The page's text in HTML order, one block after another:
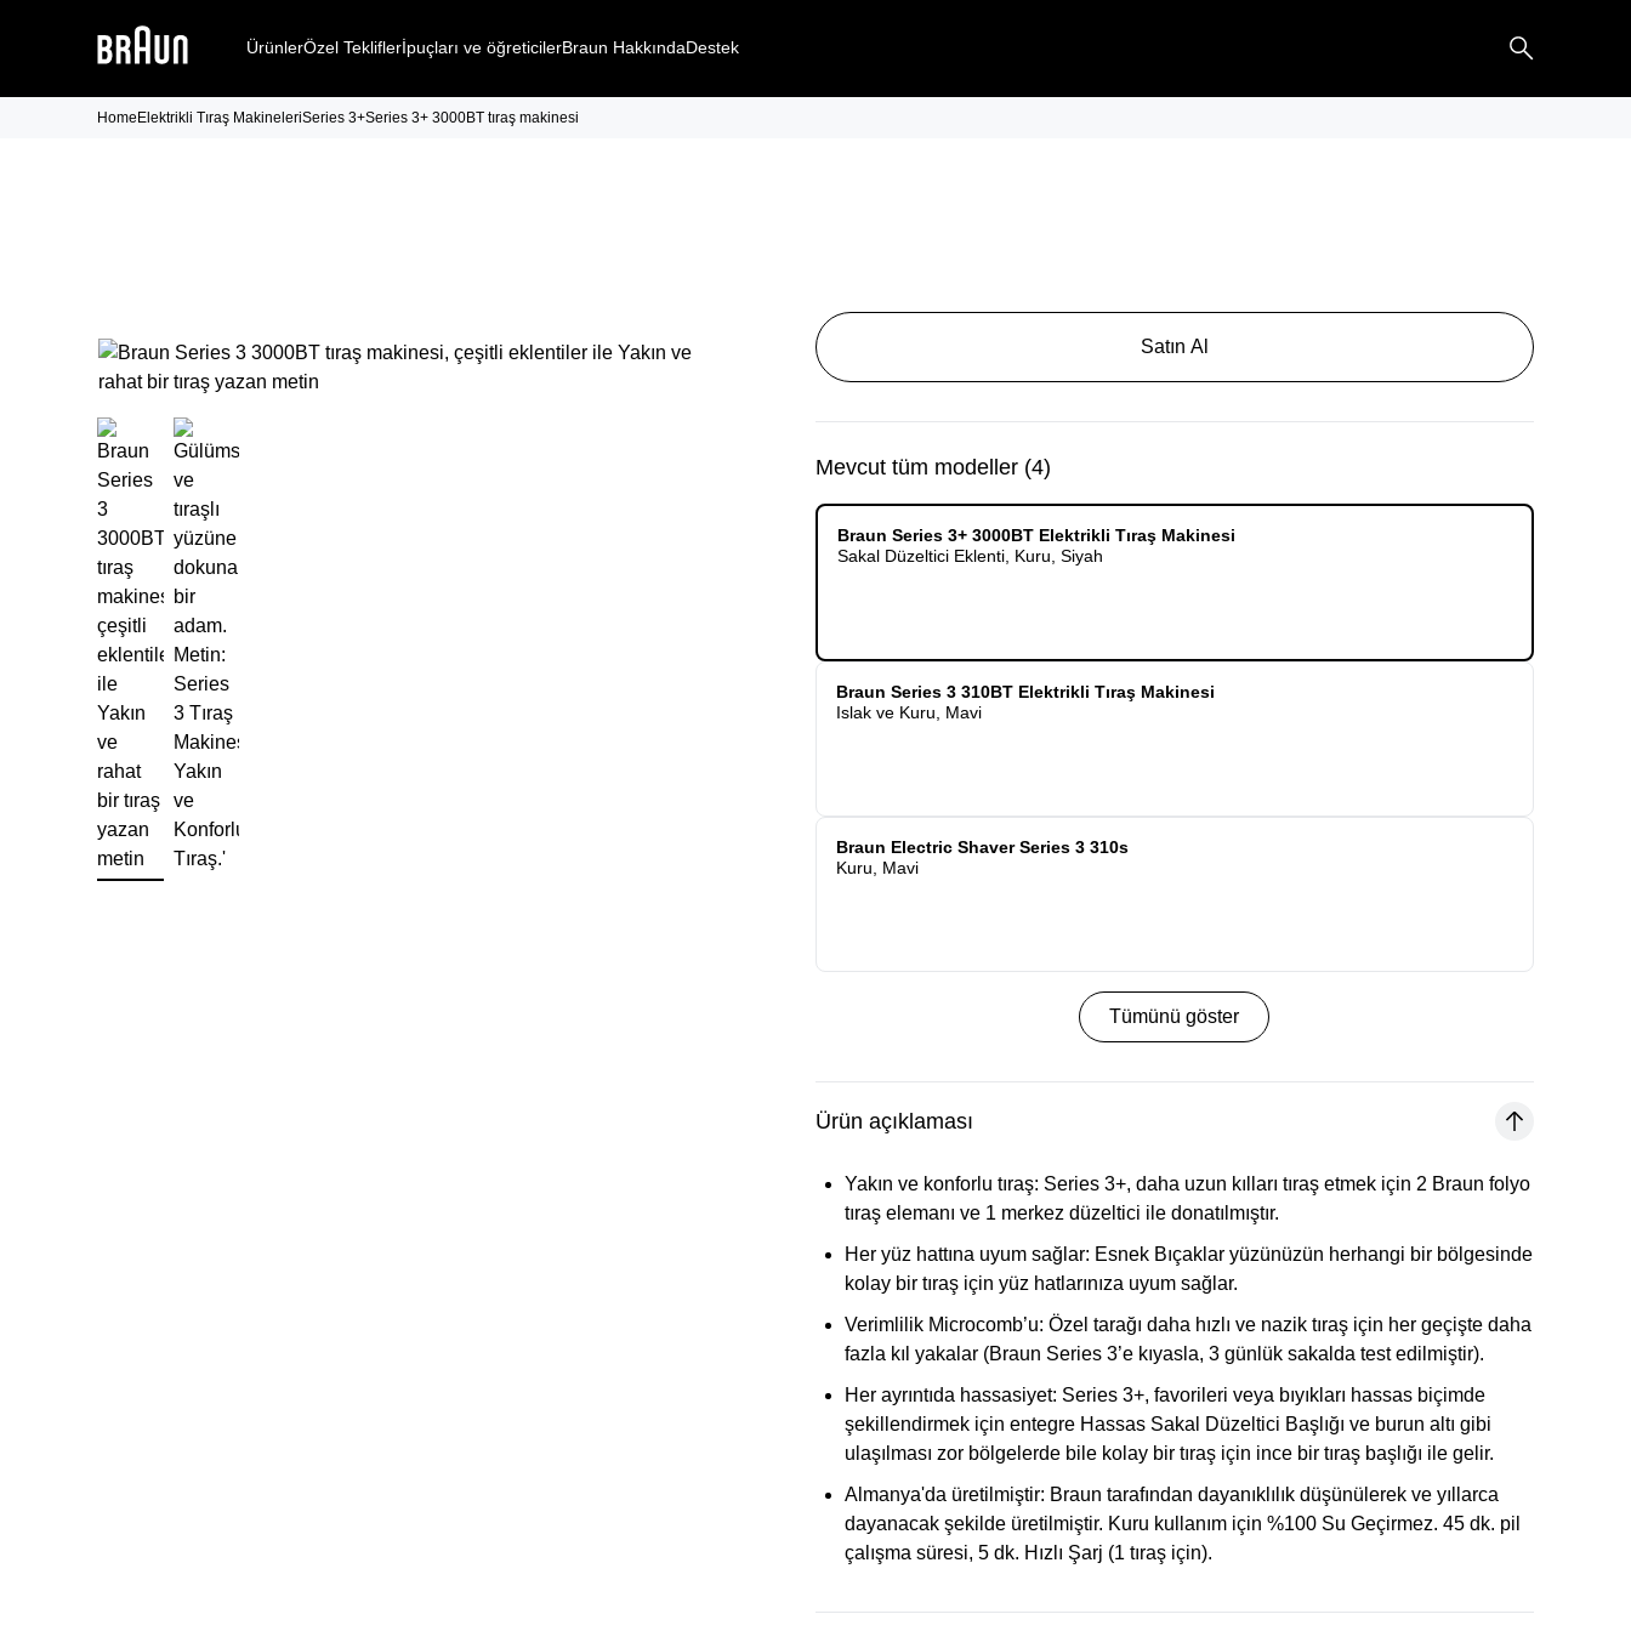
ÜrünlerÖzel Tekliflerİpuçları ve öğreticilerBraun HakkındaDestek
Home Elektrikli Tıraş MakineleriSeries 3+Series 3+ 3000BT tıraş makinesi
Satın Al
Mevcut tüm modeller(4)
Braun Series 3+ 3000BT Elektrikli Tıraş Makinesi
Sakal Düzeltici Eklenti, Kuru, Siyah
Braun Series 3 310BT Elektrikli Tıraş Makinesi
Islak ve Kuru, Mavi
Braun Electric Shaver Series 3 310s
Kuru, Mavi
Tümünü göster
Ürün açıklaması
Yakın ve konforlu tıraş: Series 3+, daha uzun kılları tıraş etmek için 2 Braun folyo
tıraş elemanı ve 1 merkez düzeltici ile donatılmıştır.
Her yüz hattına uyum sağlar: Esnek Bıçaklar yüzünüzün herhangi bir bölgesinde
kolay bir tıraş için yüz hatlarınıza uyum sağlar.
Verimlilik Microcomb’u: Özel tarağı daha hızlı ve nazik tıraş için her geçişte daha
fazla kıl yakalar (Braun Series 3’e kıyasla, 3 günlük sakalda test edilmiştir).
Her ayrıntıda hassasiyet: Series 3+, favorileri veya bıyıkları hassas biçimde
şekillendirmek için entegre Hassas Sakal Düzeltici Başlığı ve burun altı gibi
ulaşılması zor bölgelerde bile kolay bir tıraş için ince bir tıraş başlığı ile gelir.
Almanya'da üretilmiştir: Braun tarafından dayanıklılık düşünülerek ve yıllarca
dayanacak şekilde üretilmiştir. Kuru kullanım için %100 Su Geçirmez. 45 dk. pil
çalışma süresi, 5 dk. Hızlı Şarj (1 tıraş için).